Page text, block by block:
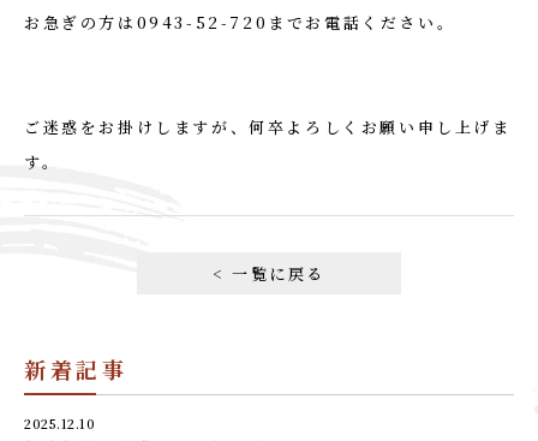
お急ぎの方は0943-52-720までお電話ください。
ご迷惑をお掛けしますが、何卒よろしくお願い申し上げま
す。
< 一覧に戻る
新着記事
2025.12.10